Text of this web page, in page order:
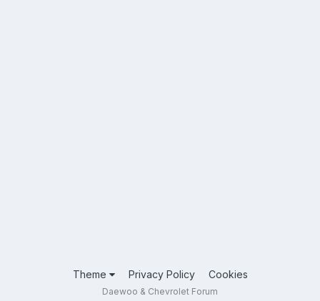
Theme Privacy Policy Cookies
Daewoo & Chevrolet Forum